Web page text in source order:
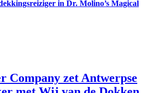
in Dr. Molino’s Magical
Company zet Antwerpse